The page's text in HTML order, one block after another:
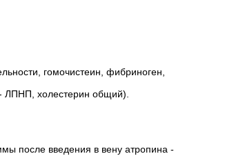
гомочистеин, фибриноген,
ЛПНП, холестерин общий).
после введения в вену атропина -